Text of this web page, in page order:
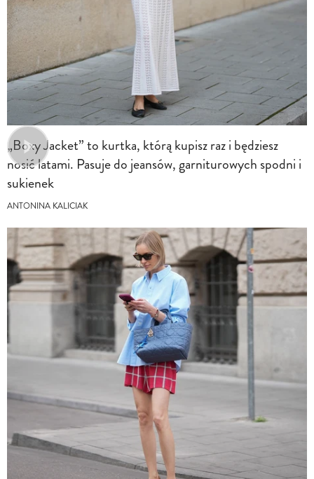
„Boxy Jacket” to kurtka, którą kupisz raz i będziesz
nosić latami. Pasuje do jeansów, garniturowych spodni i
sukienek
ANTONINA KALICIAK